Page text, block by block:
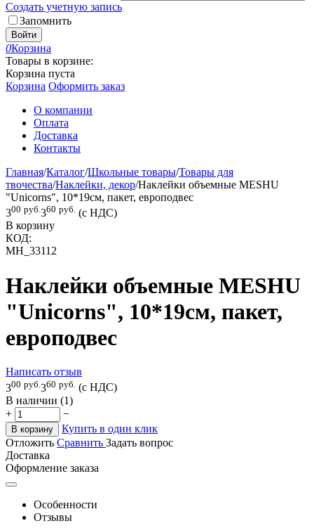
Создать учетную запись
Запомнить
Войти
0Корзина
Товары в корзине:
Корзина пуста
Корзина Оформить заказ
О компании
Оплата
Доставка
Контакты
Главная/Каталог/Школьные товары/Товары для
твочества/Наклейки, декор/Наклейки объемные MESHU
"Unicorns", 10*19см, пакет, европодвес
300 руб.360 руб. (с НДС)
В корзину
КОД:
MH_33112
Наклейки объемные MESHU
"Unicorns", 10*19см, пакет,
европодвес
Написать отзыв
300 руб. 360 руб. (с НДС)
В наличии (1)
+
−
В корзину
Купить в один клик
Отложить Сравнить Задать вопрос
Доставка
Оформление заказа
Особенности
Отзывы